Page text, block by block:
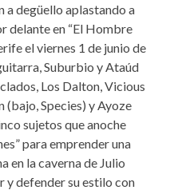
degüello aplastando a
delante en “El Hombre
el viernes 1 de junio de
Suburbio y Ataúd
Los Dalton, Vicious
(bajo, Species) y Ayoze
sujetos que anoche
para emprender una
en la caverna de Julio
y defender su estilo con